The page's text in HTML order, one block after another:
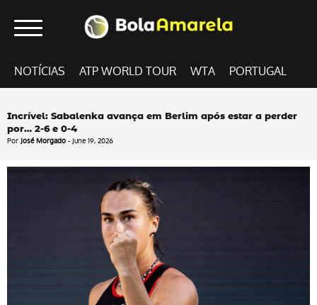
NOTÍCIAS ATP WORLD TOUR WTA PORTUGAL
Incrível: Sabalenka avança em Berlim após estar a perder
por… 2-6 e 0-4
Por José Morgado - June 19, 2026